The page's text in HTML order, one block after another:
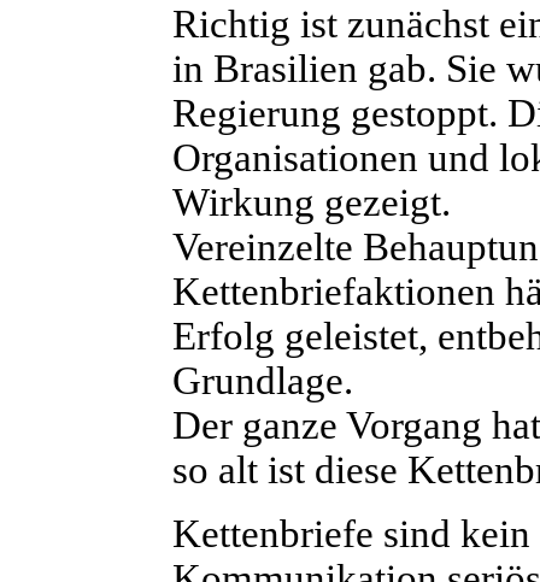
Richtig ist zunächst
in Brasilien gab. Sie
Regierung gestoppt.
Organisationen und
Wirkung gezeigt.
Vereinzelte
Kettenbriefaktionen
Erfolg geleistet,
Grundlage.
Der ganze Vorgang
so alt ist diese
Kettenbriefe sind